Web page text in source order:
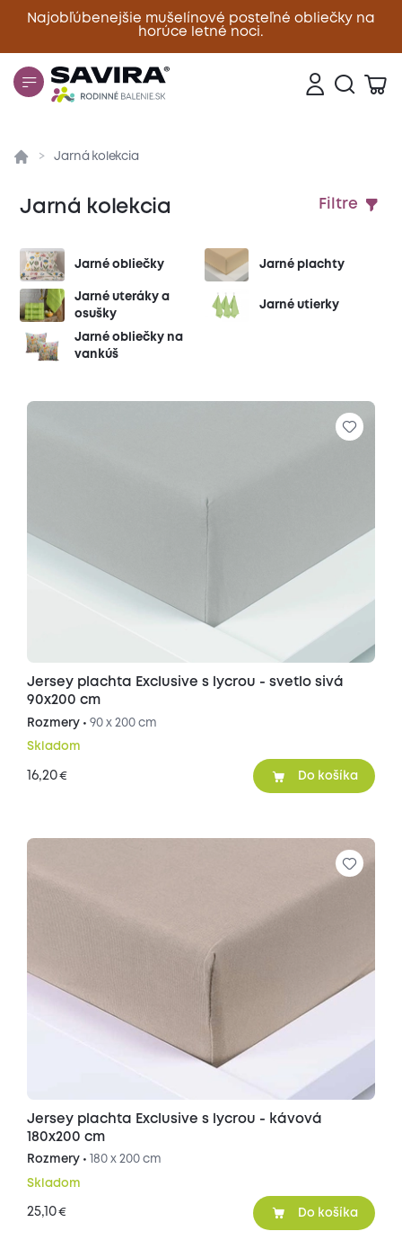
Najobľúbenejšie mušelínové posteľné obliečky na
horúce letné noci.
Zavrieť
Jarná kolekcia
Jarná kolekcia Filtre
Jarné obliečky Jarné plachty
Jarné uteráky a
osušky
Jarné utierky
Jarné obliečky na
vankúš
Jersey plachta Exclusive s lycrou - svetlo sivá
90x200 cm
Rozmery • 90 x 200 cm
Skladom
16,20€ Do košíka
Jersey plachta Exclusive s lycrou - kávová
180x200 cm
Rozmery • 180 x 200 cm
Skladom
25,10€ Do košíka